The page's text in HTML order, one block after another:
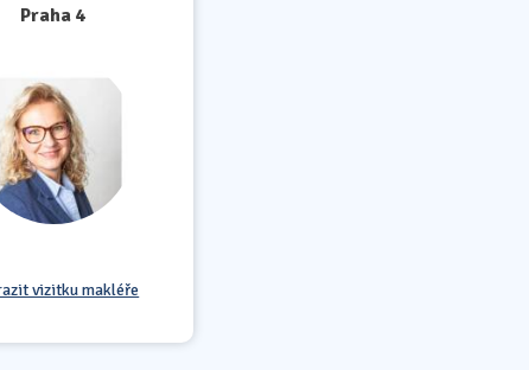
Praha 4
vizitku makléře